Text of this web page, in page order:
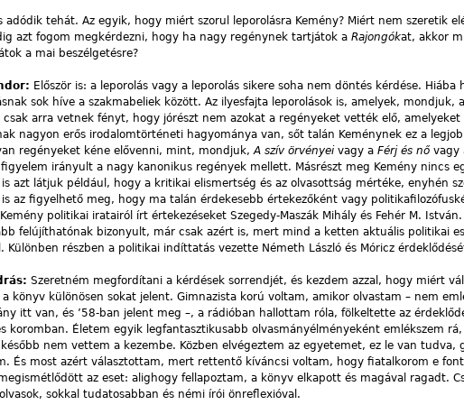
adódik tehát. Az egyik, hogy miért szorul leporolásra Kemény? Miért nem szeretik
azt fogom megkérdezni, hogy ha nagy regénynek tartjátok a Rajongókat, akkor
a mai beszélgetésre?
Először is: a leporolás vagy a leporolás sikere soha nem döntés kérdése. Hiába
sok híve a szakmabeliek között. Az ilyesfajta leporolások is, amelyek, mondjuk,
arra vetnek fényt, hogy jórészt nem azokat a regényeket vették elő, amelyeket
nagyon erős irodalomtörténeti hagyománya van, sőt talán Keménynek ez a
regényeket kéne elővenni, mint, mondjuk, A szív örvényeivagy a Férj és nő vagy
figyelem irányult a nagy kanonikus regények mellett. Másrészt meg Kemény nincs
is azt látjuk például, hogy a kritikai elismertség és az olvasottság mértéke, enyhén
is az figyelhető meg, hogy ma talán érdekesebb értekezőként vagy
politikai iratairól írt értekezéseket Szegedy-Maszák Mihály és Fehér M.
felújíthatónak bizonyult, már csak azért is, mert mind a ketten aktuális politikai
Különben részben a politikai indíttatás vezette Németh László és Móricz
Szeretném megfordítani a kérdések sorrendjét, és kezdem azzal, hogy miért
a könyv különösen sokat jelent. Gimnazista korú voltam, amikor olvastam – nem
itt van, és ’58-ban jelent meg –, a rádióban hallottam róla, fölkeltette az
koromban. Életem egyik legfantasztikusabb olvasmányélményeként emlékszem
nem vettem a kezembe. Közben elvégeztem az egyetemet, ez le van tudva,
És most azért választottam, mert rettentő kíváncsi voltam, hogy fiatalkorom e
az eset: alighogy fellapoztam, a könyv elkapott és magával ragadt.
sokkal tudatosabban és némi írói önreflexióval.